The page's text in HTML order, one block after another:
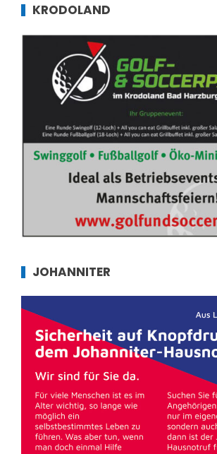
KRODOLAND
JOHANNITER